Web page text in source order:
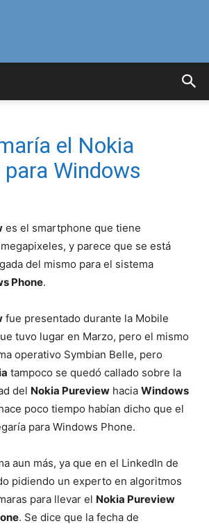
Curiosidades
Mundo
el Nokia
Windows
es el smartphone que tiene
y parece que se está
del mismo para el sistema
Phone.
fue presentado durante la Mobile
tuvo lugar en Marzo, pero el mismo
operativo Symbian Belle, pero
tampoco se quedó callado sobre la
del Nokia Pureview hacia Windows
poco tiempo habían dicho que el
para Windows Phone.
aun más, ya que en el LinkedIn de
pidiendo un experto en algoritmos
para llevar el Nokia Pureview
. Se dice que la fecha de